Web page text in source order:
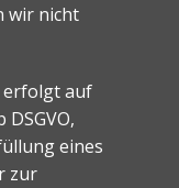
wir nicht
erfolgt auf
eines
zur